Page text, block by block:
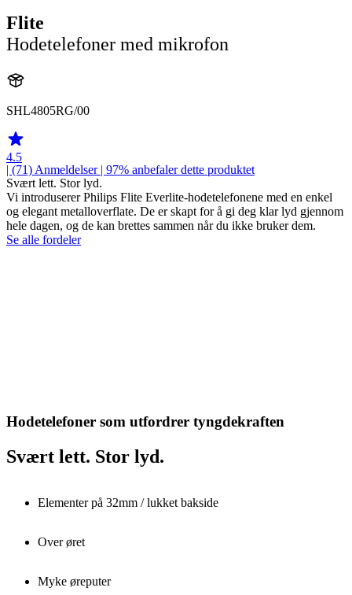
Flite
Hodetelefoner med mikrofon
SHL4805RG/00
4.5
| (71) Anmeldelser| 97% anbefaler dette produktet
Svært lett. Stor lyd.
Vi introduserer Philips Flite Everlite-hodetelefonene med en enkel
og elegant metalloverflate. De er skapt for å gi deg klar lyd gjennom
hele dagen, og de kan brettes sammen når du ikke bruker dem.
Se alle fordeler
Hodetelefoner som utfordrer tyngdekraften
Svært lett. Stor lyd.
Elementer på 32mm / lukket bakside
Over øret
Myke øreputer